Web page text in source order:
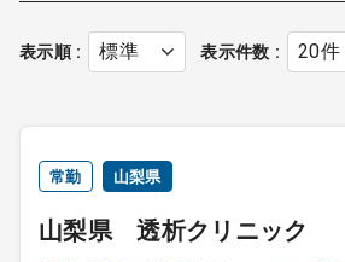
クリニック開業
採用をお考えの医療機関の方
表示順 表示件数
常勤 山梨県
山梨県 透析クリニック